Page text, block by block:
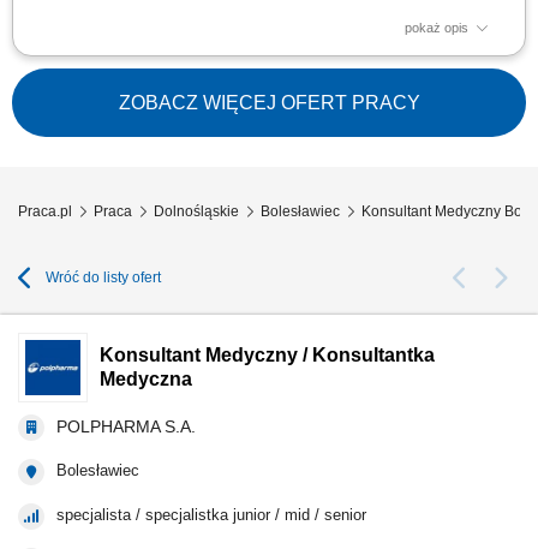
pokaż opis
Wykonywanie zadań o charakterze wyjazdowym w strukturach firmy,
polegających na zastępowaniu personelu w placówkach medycznych na
terenie kraju. Indywidualne doradztwo oraz pomoc pacjentom w doborze
optymalnych rozwiązań i wyrobów medycznych odpowiadających ich
potrzebom zdrowotnym. Sprawne...
ZOBACZ WIĘCEJ OFERT PRACY
Praca.pl Praca Dolnośląskie Bolesławiec Konsultant Medyczny
Wróć do listy ofert
Konsultant Medyczny / Konsultantka
Medyczna
POLPHARMA S.A.
Bolesławiec
specjalista / specjalistka junior / mid / senior